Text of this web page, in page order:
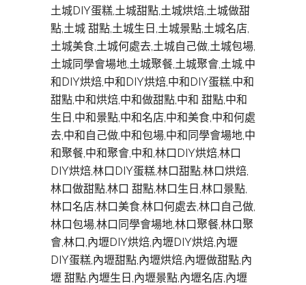
土城DIY蛋糕,土城甜點,土城烘焙,土城做甜
點,土城 甜點,土城生日,土城景點,土城名店,
土城美食,土城何處去,土城自己做,土城包場,
土城同學會場地,土城聚餐,土城聚會,土城,中
和DIY烘焙,中和DIY烘焙,中和DIY蛋糕,中和
甜點,中和烘焙,中和做甜點,中和 甜點,中和
生日,中和景點,中和名店,中和美食,中和何處
去,中和自己做,中和包場,中和同學會場地,中
和聚餐,中和聚會,中和,林口DIY烘焙,林口
DIY烘焙,林口DIY蛋糕,林口甜點,林口烘焙,
林口做甜點,林口 甜點,林口生日,林口景點,
林口名店,林口美食,林口何處去,林口自己做,
林口包場,林口同學會場地,林口聚餐,林口聚
會,林口,內壢DIY烘焙,內壢DIY烘焙,內壢
DIY蛋糕,內壢甜點,內壢烘焙,內壢做甜點,內
壢 甜點,內壢生日,內壢景點,內壢名店,內壢